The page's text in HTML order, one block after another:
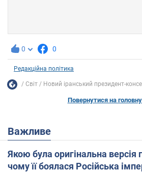
0 0
Редакційна політика
Світ Новий іранський президент-
Повернутися на
Важливе
Якою була оригінальна версія
чому її боялася Російська